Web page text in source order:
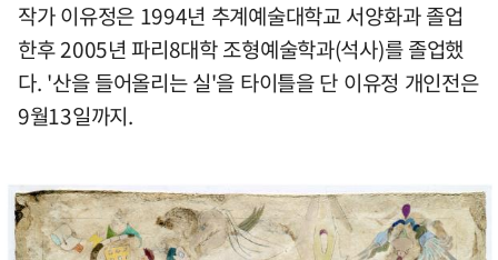
작가 이유정은 1994년 추계예술대학교 서양화과 졸업
한후 2005년 파리8대학 조형예술학과(석사)를 졸업했
다. '산을 들어올리는 실'을 타이틀을 단 이유정 개인전은
9월13일까지.